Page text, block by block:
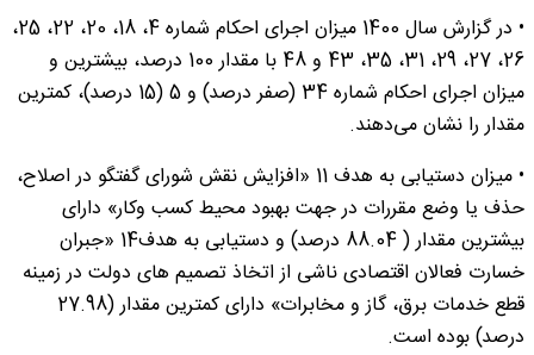
• در گزارش سال 1400 میزان اجرای احکام شماره 4، 18، 20، 22، 25،
26، 27، 29، 31، 35، 43 و 48 با مقدار 100 درصد، بیشترین و
میزان اجرای احکام شماره 34 (صفر درصد) و 5 (15 درصد)، کمترین
مقدار را نشان می‌دهند.
• میزان دستیابی به هدف 11 «افزایش نقش شورای گفتگو در اصلاح،
حذف یا وضع مقررات در جهت بهبود محیط کسب وکار» دارای
بیشترین مقدار ( 88.04 درصد) و دستیابی به هدف14 «جبران
خسارت فعالان اقتصادی ناشی از اتخاذ تصمیم های دولت در زمینه
قطع خدمات برق، گاز و مخابرات» دارای کمترین مقدار (27.98
درصد) بوده است.